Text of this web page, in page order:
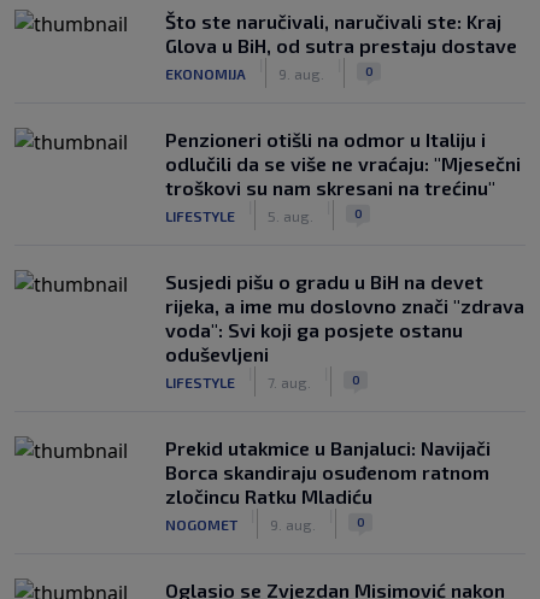
Što ste naručivali, naručivali ste: Kraj
Glova u BiH, od sutra prestaju dostave
EKONOMIJA 9. aug. 0
Penzioneri otišli na odmor u Italiju i
odlučili da se više ne vraćaju: "Mjesečni
troškovi su nam skresani na trećinu"
LIFESTYLE 5. aug. 0
Susjedi pišu o gradu u BiH na devet
rijeka, a ime mu doslovno znači "zdrava
voda": Svi koji ga posjete ostanu
oduševljeni
LIFESTYLE 7. aug. 0
Prekid utakmice u Banjaluci: Navijači
Borca skandiraju osuđenom ratnom
zločincu Ratku Mladiću
NOGOMET 9. aug. 0
Oglasio se Zvjezdan Misimović nakon